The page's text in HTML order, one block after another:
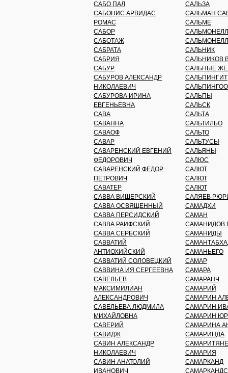
САБО ПАЛ
САБОНИС АРВИДАС
РОМАС
САБОР
САБОТАЖ
САБРАТА
САБРИЯ
САБУР
САБУРОВ АЛЕКСАНДР
НИКОЛАЕВИЧ
САБУРОВА ИРИНА
ЕВГЕНЬЕВНА
САВА
САВАННА
САВАОФ
САВАР
САВАРЕНСКИЙ ЕВГЕНИЙ
ФЕДОРОВИЧ
САВАРЕНСКИЙ ФЕДОР
ПЕТРОВИЧ
САВАТЕР
САВВА ВИШЕРСКИЙ
САВВА ОСВЯЩЕННЫЙ
САВВА ПЕРСИДСКИЙ
САВВА РАИФСКИЙ
САВВА СЕРБСКИЙ
САВВАТИЙ
АНТИОХИЙСКИЙ
САВВАТИЙ СОЛОВЕЦКИЙ
САВВИНА ИЯ СЕРГЕЕВНА
САВЕЛЬЕВ
МАКСИМИЛИАН
АЛЕКСАНДРОВИЧ
САВЕЛЬЕВА ЛЮДМИЛА
МИХАЙЛОВНА
САВЕРИЙ
САВИДЖ
САВИН АЛЕКСАНДР
НИКОЛАЕВИЧ
САВИН АНАТОЛИЙ
ИВАНОВИЧ
САЛЬЗА
САЛЬМАН
САЛЬМЕ
САЛЬНИК
САЛЬНИКОВ
САЛЬНЫЕ
САЛЬПИНГИТ
САЛЬПЫ
САЛЬСК
САЛЬТА
САЛЬТИЛЬО
САЛЬТО
САЛЬТУСЫ
САЛЬЯНЫ
САЛЮС
САЛЮТ
САЛЮТ
САЛЮТ
САЛЯЕВ
САМАДХИ
САМАН
САМАНИДОВ
САМАНИДЫ
САМАНЬЕГО
САМАР
САМАРА
САМАРАНЧ
САМАРИЙ
САМАРИН
САМАРИН
САМАРИН
САМАРИНА
САМАРИНДА
САМАРИТЯНЕ
САМАРИЯ
САМАРКАНД